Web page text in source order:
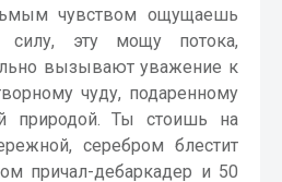
чувством ощущаешь
силу, эту мощу потока,
вызывают уважение к
чуду, подаренному
природой. Ты стоишь на
серебром блестит
причал-дебаркадер и 50